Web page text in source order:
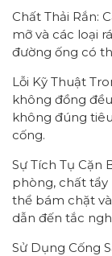
Chất Thải Rắn:
mỡ và các loại
đường ống có
Lỗi Kỹ Thuật
không đồng
không đúng
cống.
Sự Tích Tụ Cặn
phòng, chất tẩy
thể bám chặt
dẫn đến tắc
Sử Dụng Cống